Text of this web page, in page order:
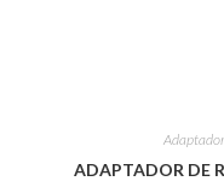
ADAPTADOR DE